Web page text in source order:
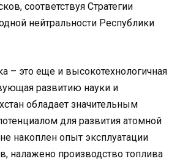
соответствуя Стратегии
нейтральности Республики
– это еще и высокотехнологичная
развитию науки и
обладает значительным
для развития атомной
накоплен опыт эксплуатации
налажено производство топлива